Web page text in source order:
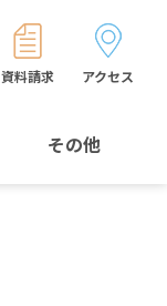
その他
資料請求 アクセス